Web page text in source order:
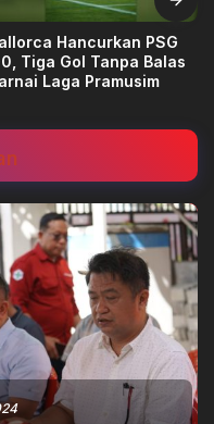
Hancurkan PSG
Tiga Gol Tanpa Balas
Laga Pramusim